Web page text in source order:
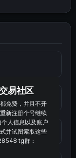
易社区
免费，并且不开
新注册个号继续
人信息以及账户
并试图索取这些
tg群：